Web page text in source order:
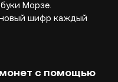
Морзе.
шифр каждый
с помощью